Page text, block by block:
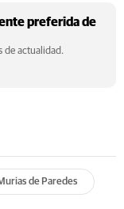
preferida de
de actualidad.
de Paredes